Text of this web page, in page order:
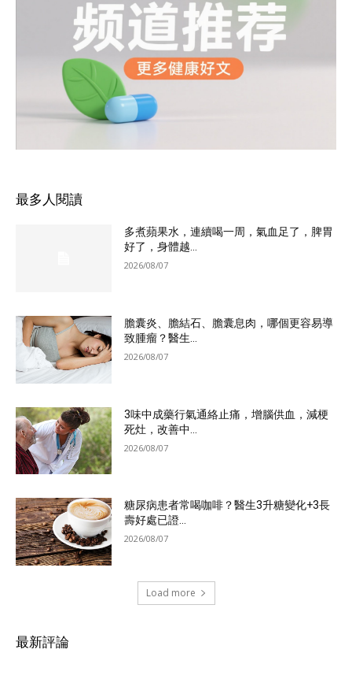
最多人閱讀
多煮蘋果水，連續喝一周，氣血足了，脾胃
好了，身體越...
2026/08/07
膽囊炎、膽結石、膽囊息肉，哪個更容易導
致腫瘤？醫生...
2026/08/07
3味中成藥行氣通絡止痛，增腦供血，減梗
死灶，改善中...
2026/08/07
糖尿病患者常喝咖啡？醫生3升糖變化+3長
壽好處已證...
2026/08/07
Load more
最新評論